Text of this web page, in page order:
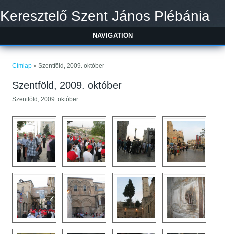
Keresztelő Szent János Plébánia
NAVIGATION
Címlap » Szentföld, 2009. október
Szentföld, 2009. október
Szentföld, 2009. október